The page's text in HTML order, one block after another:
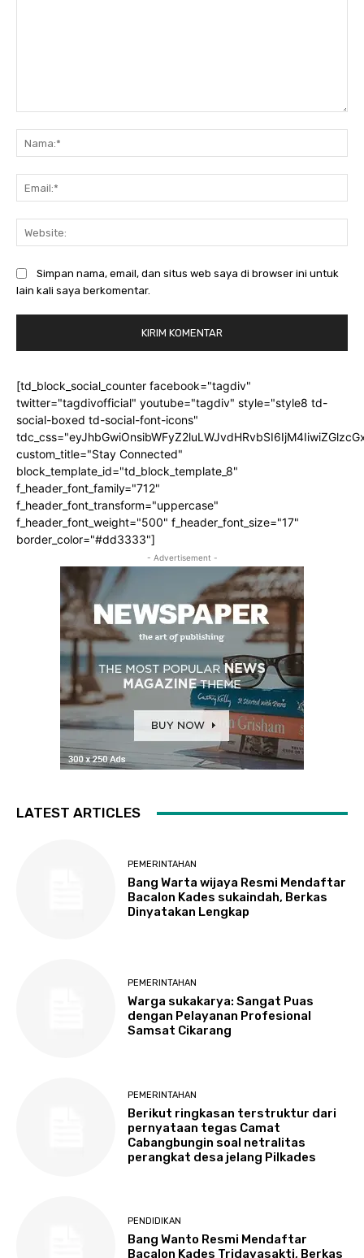
Simpan nama, email, dan situs web saya di browser ini untuk
lain kali saya berkomentar.
[td_block_social_counter facebook="tagdiv"
twitter="tagdivofficial" youtube="tagdiv" style="style8 td-
social-boxed td-social-font-icons"
custom_title="Stay Connected"
block_template_id="td_block_template_8"
f_header_font_family="712"
f_header_font_transform="uppercase"
f_header_font_weight="500" f_header_font_size="17"
border_color="#dd3333"]
- Advertisement -
LATEST ARTICLES
PEMERINTAHAN
Bang Warta wijaya Resmi Mendaftar
Bacalon Kades sukaindah, Berkas
Dinyatakan Lengkap
PEMERINTAHAN
Warga sukakarya: Sangat Puas
dengan Pelayanan Profesional
Samsat Cikarang
PEMERINTAHAN
Berikut ringkasan terstruktur dari
pernyataan tegas Camat
Cabangbungin soal netralitas
perangkat desa jelang Pilkades
PENDIDIKAN
Bang Wanto Resmi Mendaftar
Bacalon Kades Tridayasakti, Berkas